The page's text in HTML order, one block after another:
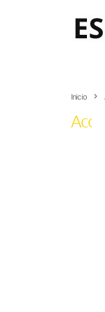
Inicio